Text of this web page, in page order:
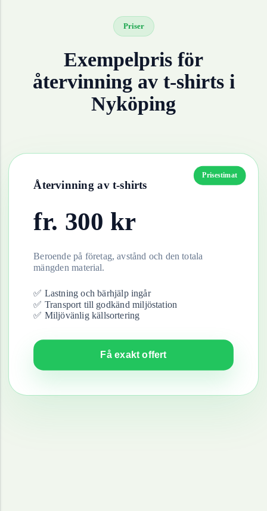
Priser
Exempelpris för
återvinning av t-shirtsi
Nyköping
Prisestimat
Återvinning av t-shirts
fr. 300 kr
Beroende på företag, avstånd och den totala
mängden material.
✅ Lastning och bärhjälp ingår
✅ Transport till godkänd miljöstation
✅ Miljövänlig källsortering
Få exakt offert